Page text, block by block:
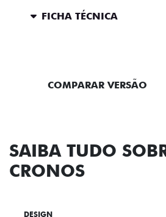
FICHA TÉCNICA
COMPARAR VERSÃO
SAIBA TUDO
CRONOS
DESIGN